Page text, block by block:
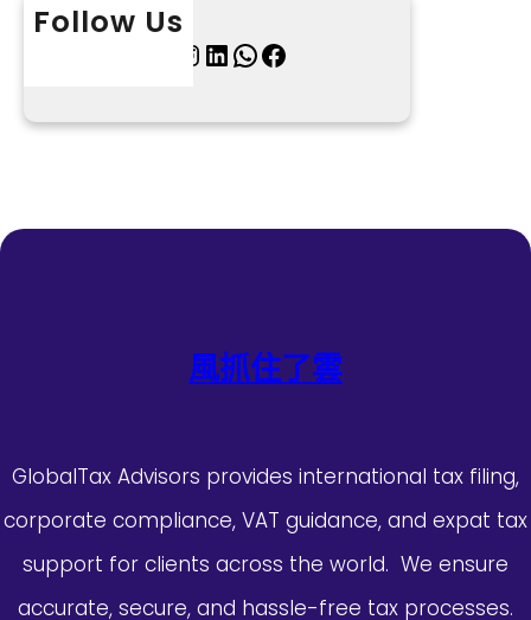
Follow Us
InstagramLinkedIn WhatsApp Facebook
風抓住了雲
GlobalTax Advisors provides international tax filing,
corporate compliance, VAT guidance, and expat tax
support for clients across the world. We ensure
accurate, secure, and hassle-free tax processes.